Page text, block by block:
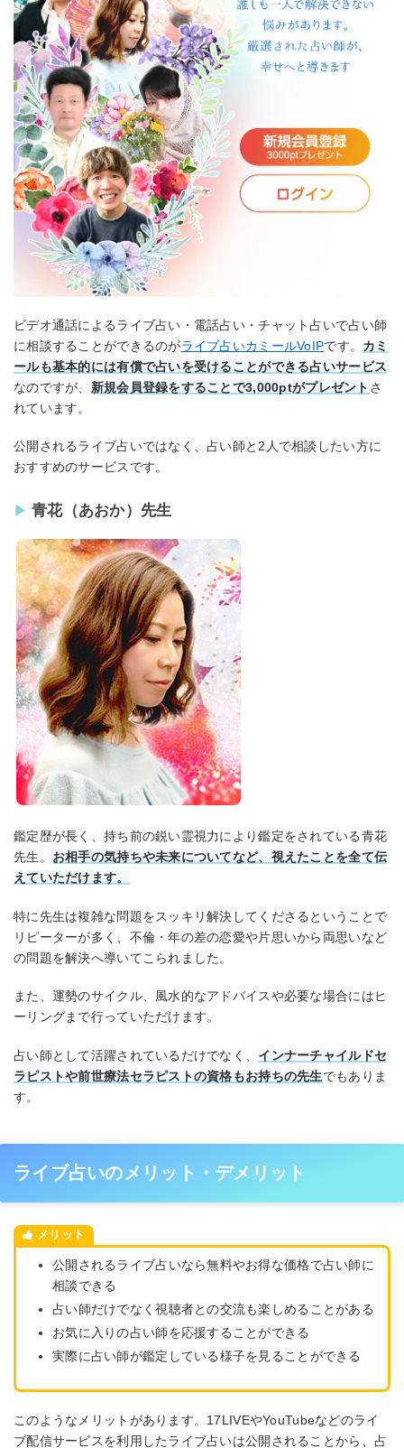
ビデオ通話によるライブ占い・電話占い・チャット占いで占い師
に相談することができるのがライブ占いカミールVoIPです。 カミ
ールも基本的には有償で占いを受けることができる占いサービス
なのですが、 新規会員登録をすることで3,000ptがプレゼント さ
れています。
公開されるライブ占いではなく、占い師と2人で相談したい方に
おすすめのサービスです。
青花（あおか）先生
鑑定歴が長く、持ち前の鋭い霊視力により鑑定をされている青花
先生。 お相手の気持ちや未来についてなど、視えたことを全て伝
えていただけます。
特に先生は複雑な問題をスッキリ解決してくださるということで
リピーターが多く、不倫・年の差の恋愛や片思いから両思いなど
の問題を解決へ導いてこられました。
また、運勢のサイクル、風水的なアドバイスや必要な場合にはヒ
ーリングまで行っていただけます。
占い師として活躍されているだけでなく、 インナーチャイルドセ
ラピストや前世療法セラピストの資格もお持ちの先生でもありま
す。
ライブ占いのメリット・デメリット
メリット
公開されるライブ占いなら無料やお得な価格で占い師に
相談できる
占い師だけでなく視聴者との交流も楽しめることがある
お気に入りの占い師を応援することができる
実際に占い師が鑑定している様子を見ることができる
このようなメリットがあります。17LIVEやYouTubeなどのライ
ブ配信サービスを利用したライブ占いは公開されることから、占